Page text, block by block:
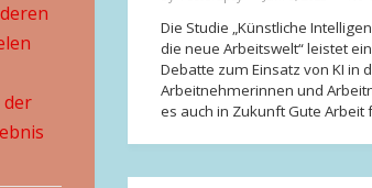
der
Die Studie „Künstliche
die neue Arbeitswelt“ leistet
Debatte zum Einsatz von KI in
Arbeitnehmerinnen und
es auch in Zukunft Gute